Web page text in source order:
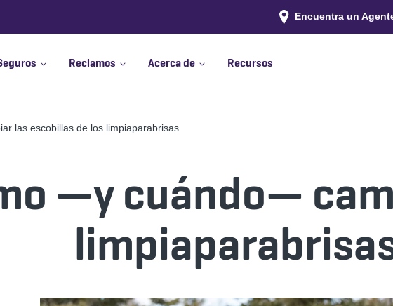
Encuentra un
Reclamos Acerca de Recursos
las escobillas de los limpiaparabrisas
—y cuándo—